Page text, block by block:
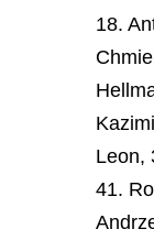
18.
Leon,
41.